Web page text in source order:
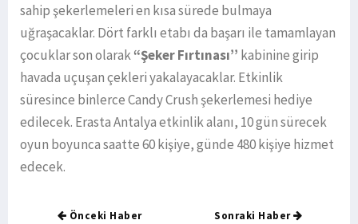
sahip şekerlemeleri en kısa sürede bulmaya
uğraşacaklar. Dört farklı etabı da başarı ile tamamlayan
çocuklar son olarak“Şeker Fırtınası’’ kabinine girip
havada uçuşan çekleri yakalayacaklar. Etkinlik
süresince binlerce Candy Crush şekerlemesi hediye
edilecek. Erasta Antalya etkinlik alanı, 10 gün sürecek
oyun boyunca saatte 60 kişiye, günde 480 kişiye hizmet
edecek.
Önceki Haber Sonraki Haber